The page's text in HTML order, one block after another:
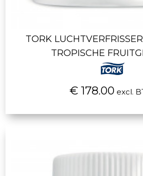
TORK
TROPISCHE
€ 178.00 excl.